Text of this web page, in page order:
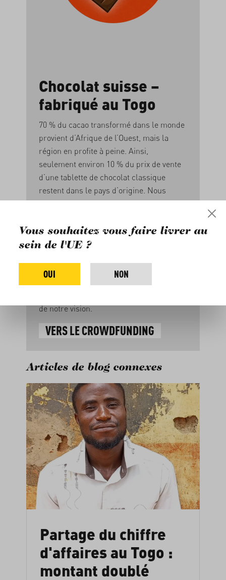
Chocolat suisse –
fabriqué au Togo
70 % du cacao transformé dans le monde
provient d’Afrique de l’Ouest, mais la
région en profite à peine. Ainsi,
seulement environ 10 % du prix de vente
d’une tablette de chocolat classique
restent dans le pays d’origine. Nous
voulons changer cela en produisant le
manière, jusqu’à 50 % du prix de vente
pourraient un jour rester sur place.
financement participatif, vous pouvez vous
de notre vision.
VERS LE CROWDFUNDING
Articles de blog connexes
Partage du chiffre
d'affaires au Togo :
montant doublé
Vous souhaitez vous faire livrer au
sein de l'UE ?
OUI NON